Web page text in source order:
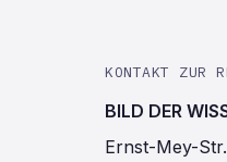
KONTAKT ZUR
BILD DER
Ernst-Mey-